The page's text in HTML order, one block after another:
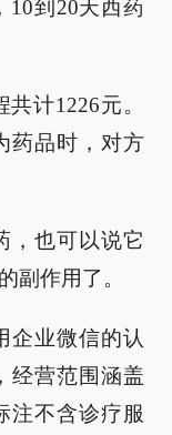
10到20天西药
计1226元。
药品时，对方
，也可以说它
副作用了。
企业微信的认
经营范围涵盖
注不含诊疗服